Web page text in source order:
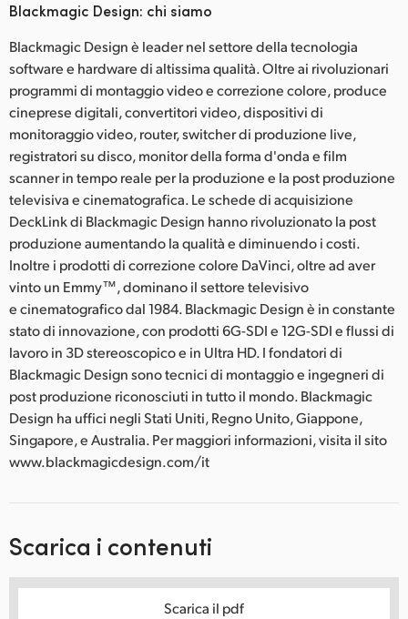
Blackmagic Design: chi siamo
Blackmagic Design è leader nel settore della tecnologia
software e hardware di altissima qualità. Oltre ai rivoluzionari
programmi di montaggio video e correzione colore, produce
cineprese digitali, convertitori video, dispositivi di
monitoraggio video, router, switcher di produzione live,
registratori su disco, monitor della forma d'onda e film
scanner in tempo reale per la produzione e la post produzione
televisiva e cinematografica. Le schede di acquisizione
DeckLink di Blackmagic Design hanno rivoluzionato la post
produzione aumentando la qualità e diminuendo i costi.
Inoltre i prodotti di correzione colore DaVinci, oltre ad aver
vinto un Emmy™, dominano il settore televisivo
e cinematografico dal 1984. Blackmagic Design è in constante
stato di innovazione, con prodotti 6G-SDI e 12G-SDI e flussi di
lavoro in 3D stereoscopico e in Ultra HD. I fondatori di
Blackmagic Design sono tecnici di montaggio e ingegneri di
post produzione riconosciuti in tutto il mondo. Blackmagic
Design ha uffici negli Stati Uniti, Regno Unito, Giappone,
Singapore, e Australia. Per maggiori informazioni, visita il sito
www.blackmagicdesign.com/it
Scarica i contenuti
Scarica il pdf